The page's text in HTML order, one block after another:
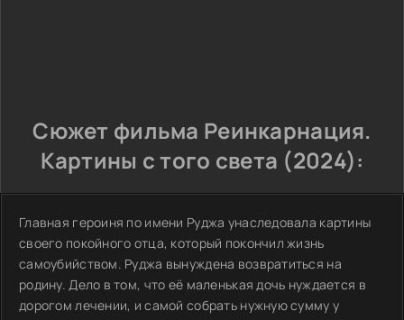
Сюжет фильма Реинкарнация.
Картины с того света (2024):
Главная героиня по имени Руджа унаследовала картины
своего покойного отца, который покончил жизнь
самоубийством. Руджа вынуждена возвратиться на
родину. Дело в том, что её маленькая дочь нуждается в
дорогом лечении, и самой собрать нужную сумму у